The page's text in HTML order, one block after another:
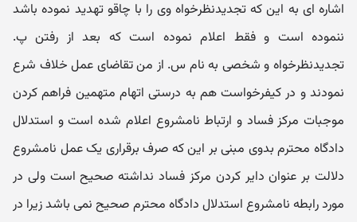
اشاره ای به این که تجدیدنظرخواه وی را با چاقو تهدید نموده باشد
ننموده است و فقط اعلام نموده است که بعد از رفتن پ.
تجدیدنظرخواه و شخصی به نام س. از من تقاضای عمل خلاف شرع
نمودند و در کیفرخواست هم به درستی اتهام متهمین فراهم کردن
موجبات مرکز فساد و ارتباط نامشروع اعلام شده است و استدلال
دادگاه محترم بدوی مبنی بر این که صرف برقراری یک عمل نامشروع
دلالت بر عنوان دایر کردن مرکز فساد نداشته صحیح است ولی در
مورد رابطه نامشروع استدلال دادگاه محترم صحیح نمی باشد زیرا در